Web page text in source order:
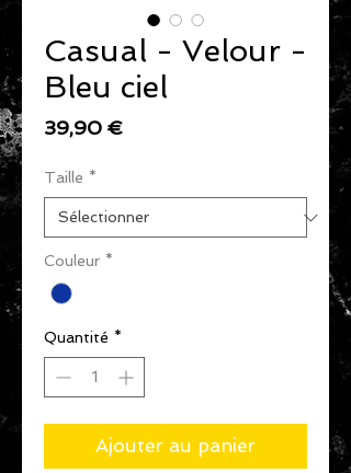
Casual - Velour -
Bleu ciel
39,90 €Prix
Taille *
Couleur *
Quantité *
Ajouter au panier